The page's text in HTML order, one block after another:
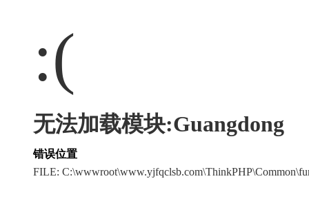
:(
无法加载模块:Guangdong
错误位置
FILE: